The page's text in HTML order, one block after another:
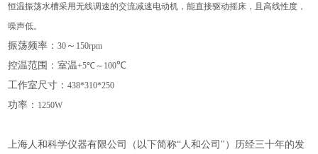
恒温振荡水槽采用无线调速的交流减速电动机，能直接驱动摇床，且高线性度，
噪声低。
振荡频率：30 ～ 150rpm
控温范围：室温+5℃～ 100℃
工作室尺寸：438*310*250
功率： 1250W
上海人和科学仪器有限公司（以下简称“人和公司"）历经三十年的发